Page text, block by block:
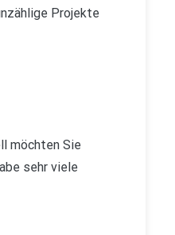
Projekte
möchten Sie
sehr viele